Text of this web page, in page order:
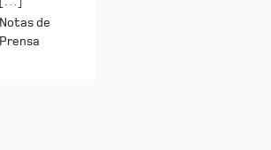
Notas de
Prensa